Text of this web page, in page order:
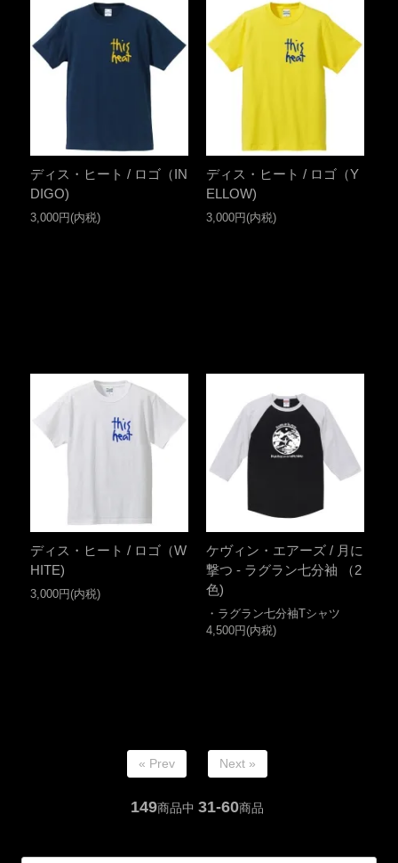
ディス・ヒート / ロゴ（IN
DIGO)
3,000円(内税)
ディス・ヒート / ロゴ（Y
ELLOW)
3,000円(内税)
ディス・ヒート / ロゴ（W
HITE)
3,000円(内税)
ケヴィン・エアーズ / 月に
撃つ - ラグラン七分袖 （2
色)
・ラグラン七分袖Tシャツ
4,500円(内税)
« Prev Next »
149商品中 31-60商品